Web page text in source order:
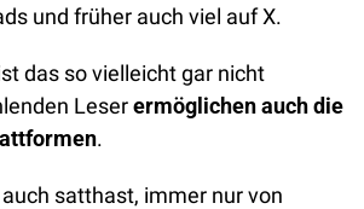
und früher auch viel auf X.
das so vielleicht gar nicht
Leser ermöglichen auch die
.
satthast, immer nur von